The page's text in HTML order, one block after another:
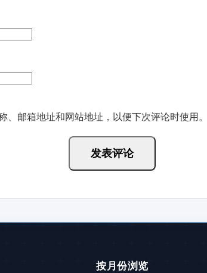
、邮箱地址和网站地址，以便下次评论时使用。
按月份浏览